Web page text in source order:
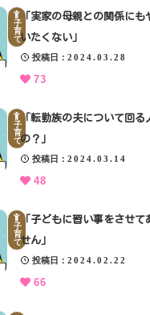
子
育
て
「実家の母親との関係に
いたくない」
投稿日 2024.03.28
73
子
育
て
「転勤族の夫について回
の？」
投稿日 2024.03.14
48
子
育
て
「子どもに習い事をさせ
せん」
投稿日 2024.02.22
66